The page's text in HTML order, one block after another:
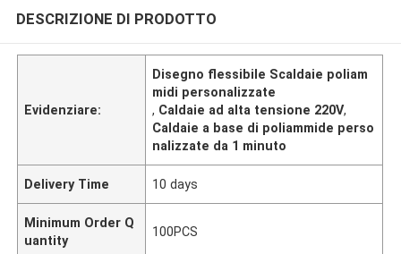
DESCRIZIONE DI PRODOTTO
Evidenziare:
Disegno flessibile Scaldaie poliam
midi personalizzate
, Caldaie ad alta tensione 220V,
Caldaie a base di poliammide perso
nalizzate da 1 minuto
Delivery Time 10 days
Minimum Order Q
uantity
100PCS